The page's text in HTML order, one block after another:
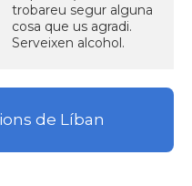
trobareu segur alguna
cosa que us agradi.
Serveixen alcohol.
de Líban